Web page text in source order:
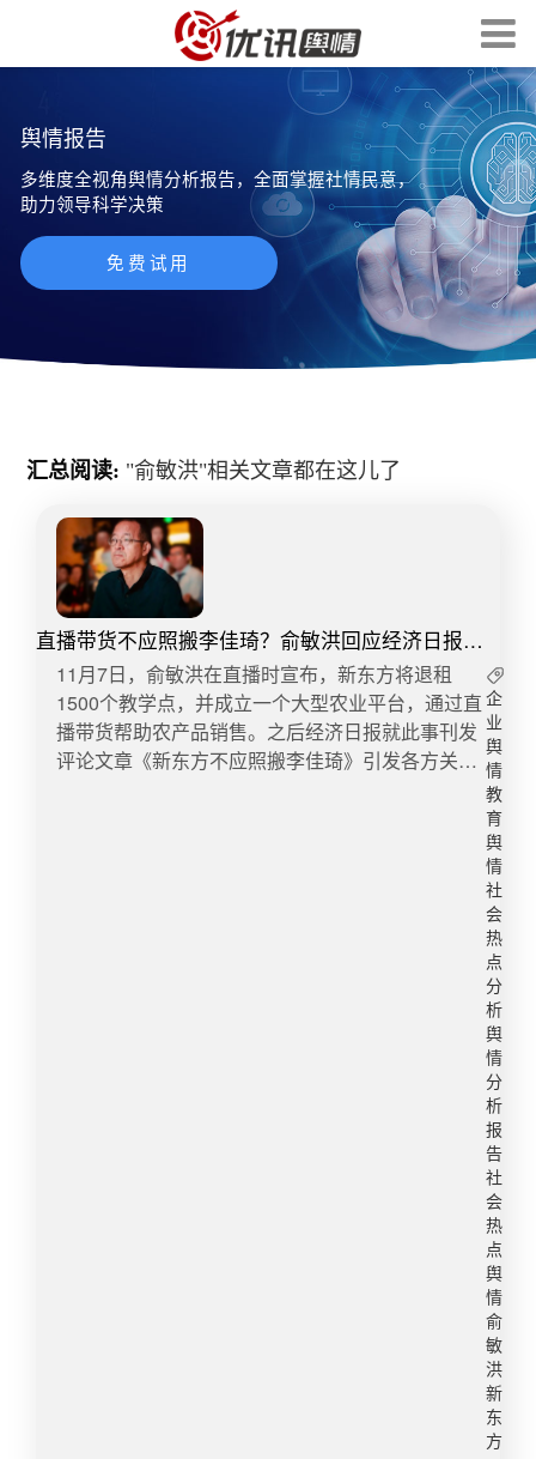
舆情报告
多维度全视角舆情分析报告，全面掌握社情民意，
助力领导科学决策
免费试用
汇总阅读: "俞敏洪"相关文章都在这儿了
直播带货不应照搬李佳琦？俞敏洪回应经济日报评
11月7日，俞敏洪在直播时宣布，新东方将退租
1500个教学点，并成立一个大型农业平台，通过直
播带货帮助农产品销售。之后经济日报就此事刊发
评论文章《新东方不应照搬李佳琦》引发各方关注
企
业
舆
情
教
育
舆
情
社
会
热
点
分
析
舆
情
分
析
报
告
社
会
热
点
舆
情
俞
敏
洪
新
东
方